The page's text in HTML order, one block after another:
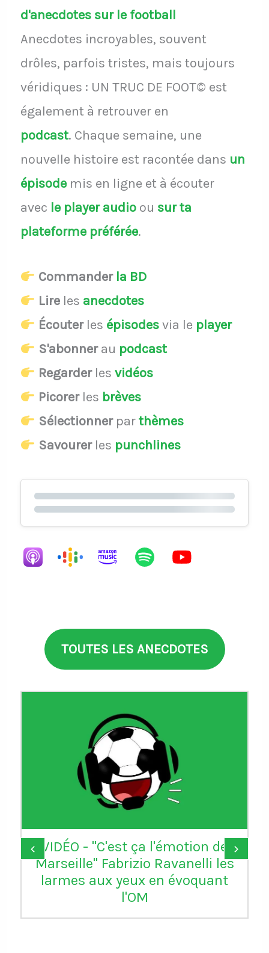
d'anecdotes sur le football
Anecdotes incroyables, souvent
drôles, parfois tristes, mais toujours
véridiques : UN TRUC DE FOOT© est
également à retrouver en
podcast. Chaque semaine, une
nouvelle histoire est racontée dans un
épisodemis en ligne et à écouter
avec le player audio ou sur ta
plateforme préférée.
Commander la BD
Lireles anecdotes
Écouterles épisodesvia le player
S'abonnerau podcast
Regarderles vidéos
Picorerles brèves
Sélectionnerparthèmes
Savourerles punchlines
TOUTES LES ANECDOTES
VIDÉO - "C'est ça l'émotion de
Marseille" Fabrizio Ravanelli les
larmes aux yeux en évoquant
l'OM
‹ ›